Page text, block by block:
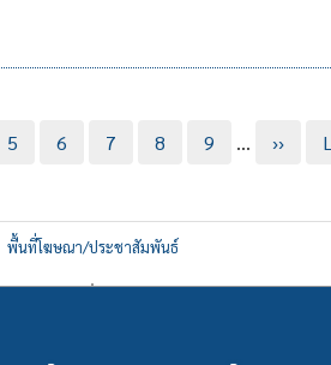
Page
5 Page
6 Page
7 Page
8 Page
9 …
Next
››
พื้นที่โฆษณา/ประชาสัมพันธ์